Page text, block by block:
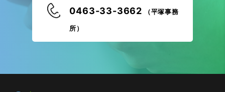
0463-33-3662 （平塚事務
所）